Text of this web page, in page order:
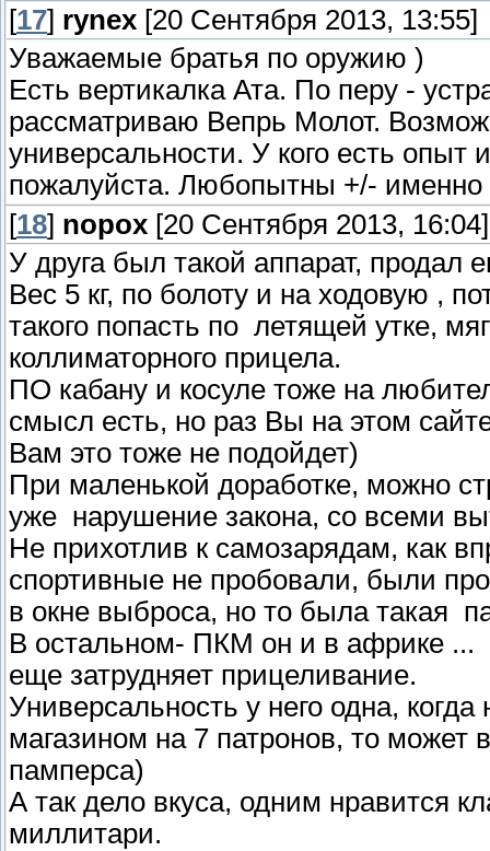
[17] rynex [20 Сентября 2013, 13:55]
Уважаемые братья по оружию )
Есть вертикалка Ата. По перу -
рассматриваю Вепрь Молот.
универсальности. У кого есть опыт
пожалуйста. Любопытны +/- именно
[18] nopox [20 Сентября 2013, 16:04]
У друга был такой аппарат, продал
Вес 5 кг, по болоту и на ходовую ,
такого попасть по летящей утке,
коллиматорного прицела.
ПО кабану и косуле тоже на
смысл есть, но раз Вы на этом
Вам это тоже не подойдет)
При маленькой доработке, можно
уже нарушение закона, со всеми
Не прихотлив к самозарядам, как
спортивные не пробовали, были
в окне выброса, но то была такая
В остальном- ПКМ он и в африке ...
еще затрудняет прицеливание.
Универсальность у него одна,
магазином на 7 патронов, то может
памперса)
А так дело вкуса, одним нравится
миллитари.